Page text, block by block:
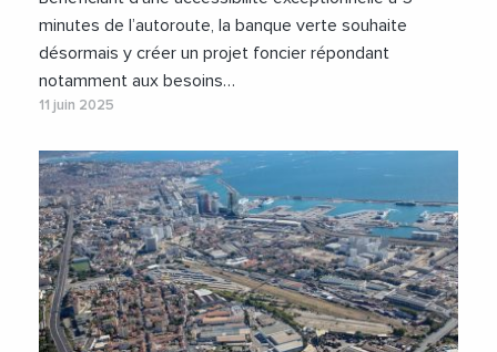
minutes de l’autoroute, la banque verte souhaite
désormais y créer un projet foncier répondant
notamment aux besoins…
11 juin 2025